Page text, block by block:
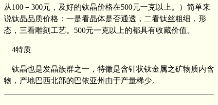
从100－300元，及好的钛晶价格在500元一克以上。）简单来
说钛晶品质价格：一是看晶体是否通透，二看钛丝粗细，形
态，三看雕刻工艺。500元一克以上的都具有收藏价值。
4特质
钛晶也是发晶族群之一，特徵是含针状钛金属之矿物质内含
物，产地巴西北部的巴依亚州由于产量稀少。